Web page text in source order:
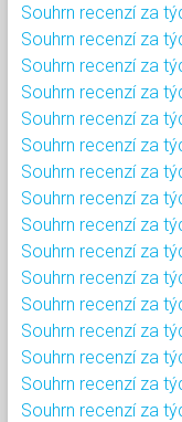
Souhrn recenzí za
Souhrn recenzí za
Souhrn recenzí za
Souhrn recenzí za
Souhrn recenzí za
Souhrn recenzí za
Souhrn recenzí za
Souhrn recenzí za
Souhrn recenzí za
Souhrn recenzí za
Souhrn recenzí za
Souhrn recenzí za
Souhrn recenzí za
Souhrn recenzí za
Souhrn recenzí za
Souhrn recenzí za